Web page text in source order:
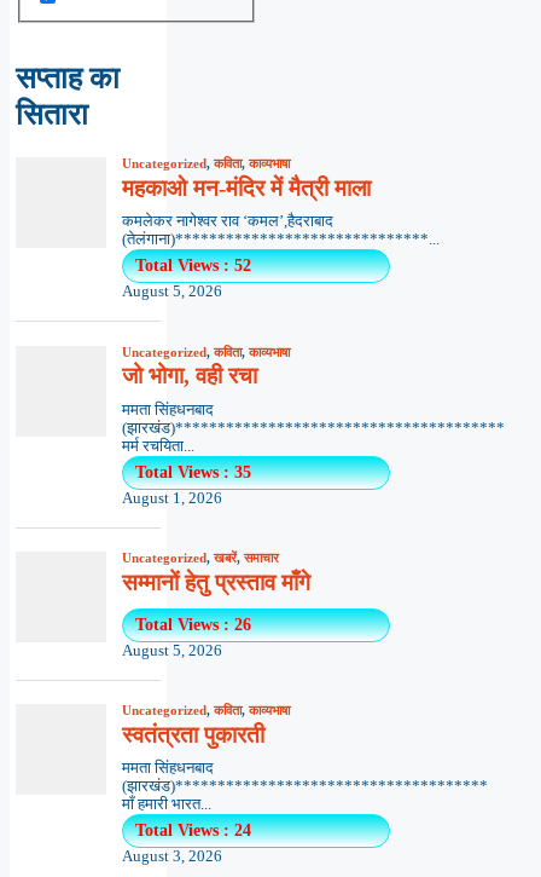
सप्ताह का
सितारा
Uncategorized,कविता,काव्यभाषा
महकाओ मन-मंदिर में मैत्री माला
कमलेकर नागेश्वर राव ‘कमल’,हैदराबाद
(तेलंगाना)******************************...
Total Views : 52
August 5, 2026
Uncategorized,कविता,काव्यभाषा
जो भोगा, वही रचा
ममता सिंहधनबाद
(झारखंड)***************************************
मर्म रचयिता...
Total Views : 35
August 1, 2026
Uncategorized,खबरें,समाचार
सम्मानों हेतु प्रस्ताव माँगे
Total Views : 26
August 5, 2026
Uncategorized,कविता,काव्यभाषा
स्वतंत्रता पुकारती
ममता सिंहधनबाद
(झारखंड)*************************************
माँ हमारी भारत...
Total Views : 24
August 3, 2026